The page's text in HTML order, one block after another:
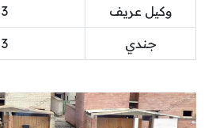
وكيل عريف 3 سنوات
جندي 3 سنوات